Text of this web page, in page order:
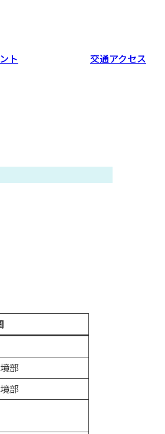
ト 交通アクセス
部
部